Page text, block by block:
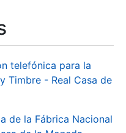
telefónica para la
Timbre - Real Casa de
de la Fábrica Nacional